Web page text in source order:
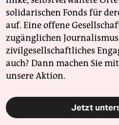
solidarischen Fonds für
auf. Eine offene
zugänglichen
zivilgesellschaftliches
auch? Dann machen Sie
unsere Aktion.
Jetzt